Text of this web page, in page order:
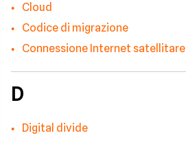
Cloud
Codice di migrazione
Connessione Internet satellitare
D
Digital divide